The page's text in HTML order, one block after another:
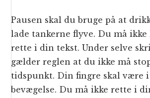
Pausen skal du bruge på at
lade tankerne flyve. Du må
rette i din tekst. Under selve
gælder reglen at du ikke må
tidspunkt. Din fingre skal være
bevægelse. Du må ikke rette i